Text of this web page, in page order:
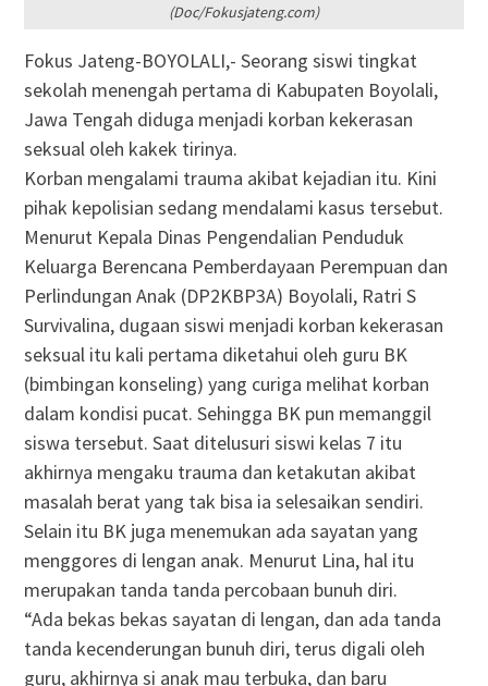
(Doc/Fokusjateng.com)
Fokus Jateng-BOYOLALI,- Seorang siswi tingkat
sekolah menengah pertama di Kabupaten Boyolali,
Jawa Tengah diduga menjadi korban kekerasan
seksual oleh kakek tirinya.
Korban mengalami trauma akibat kejadian itu. Kini
pihak kepolisian sedang mendalami kasus tersebut.
Menurut Kepala Dinas Pengendalian Penduduk
Keluarga Berencana Pemberdayaan Perempuan dan
Perlindungan Anak (DP2KBP3A) Boyolali, Ratri S
Survivalina, dugaan siswi menjadi korban kekerasan
seksual itu kali pertama diketahui oleh guru BK
(bimbingan konseling) yang curiga melihat korban
dalam kondisi pucat. Sehingga BK pun memanggil
siswa tersebut. Saat ditelusuri siswi kelas 7 itu
akhirnya mengaku trauma dan ketakutan akibat
masalah berat yang tak bisa ia selesaikan sendiri.
Selain itu BK juga menemukan ada sayatan yang
menggores di lengan anak. Menurut Lina, hal itu
merupakan tanda tanda percobaan bunuh diri.
“Ada bekas bekas sayatan di lengan, dan ada tanda
tanda kecenderungan bunuh diri, terus digali oleh
guru, akhirnya si anak mau terbuka, dan baru